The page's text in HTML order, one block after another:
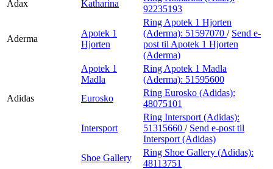
Adax
Katharina
92235193
Aderma
Apotek 1
Hjorten
Ring Apotek 1 Hjorten
(Aderma): 51597070 / Send e-
post til Apotek 1 Hjorten
(Aderma)
Apotek 1
Madla
Ring Apotek 1 Madla
(Aderma): 51595600
Adidas
Eurosko
Ring Eurosko (Adidas):
48075101
Intersport
Ring Intersport (Adidas):
51315660 / Send e-post til
Intersport (Adidas)
Shoe Gallery
Ring Shoe Gallery (Adidas):
48113751